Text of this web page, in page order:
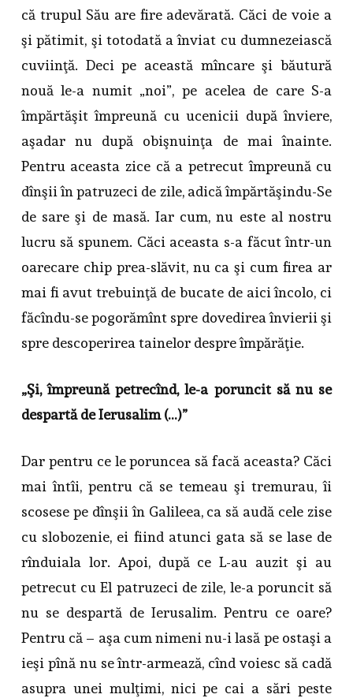
că trupul Său are fire adevărată. Căci de voie a
şi pătimit, şi totodată a înviat cu dumnezeiască
cuviinţă. Deci pe această mîncare şi băutură
nouă le-a numit „noi”, pe acelea de care S-a
împărtăşit împreună cu ucenicii după înviere,
aşadar nu după obişnuinţa de mai înainte.
Pentru aceasta zice că a petrecut împreună cu
dînşii în patruzeci de zile, adică împărtăşindu-Se
de sare şi de masă. Iar cum, nu este al nostru
lucru să spunem. Căci aceasta s-a făcut într-un
oarecare chip prea-slăvit, nu ca şi cum firea ar
mai fi avut trebuinţă de bucate de aici încolo, ci
făcîndu-se pogorămînt spre dovedirea învierii şi
spre descoperirea tainelor despre împărăţie.
„Şi, împreună petrecînd, le-a poruncit să nu se
despartă de Ierusalim (…)”
Dar pentru ce le poruncea să facă aceasta? Căci
mai întîi, pentru că se temeau şi tremurau, îi
scosese pe dînşii în Galileea, ca să audă cele zise
cu slobozenie, ei fiind atunci gata să se lase de
rînduiala lor. Apoi, după ce L-au auzit şi au
petrecut cu El patruzeci de zile, le-a poruncit să
nu se despartă de Ierusalim. Pentru ce oare?
Pentru că – aşa cum nimeni nu-i lasă pe ostaşi a
ieşi pînă nu se într-armează, cînd voiesc să cadă
asupra unei mulţimi, nici pe cai a sări peste